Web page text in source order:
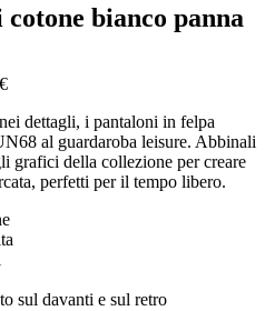
bianco panna
dettagli, i pantaloni in felpa
al guardaroba leisure. Abbinali
grafici della collezione per creare
perfetti per il tempo libero.
sul davanti e sul retro